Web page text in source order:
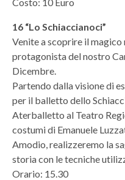
16 “Lo Schiaccianoci”
Venite a scoprire il
protagonista del nostro
Dicembre.
Partendo dalla visione di
per il balletto dello
Aterballetto al Teatro
costumi di Emanuele
Amodio, realizzeremo la
storia con le tecniche
Orario: 15.30